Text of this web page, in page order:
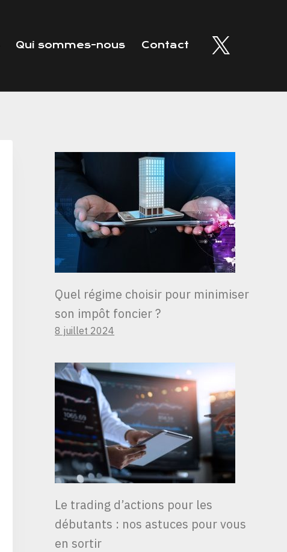
Qui sommes-nous Contact
Quel régime choisir pour minimiser
son impôt foncier ?
8 juillet 2024
Le trading d’actions pour les
débutants : nos astuces pour vous
en sortir